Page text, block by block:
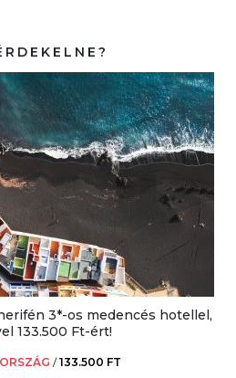
3*-os medencés hotellel,
133.500 Ft-ért!
/133.500 FT